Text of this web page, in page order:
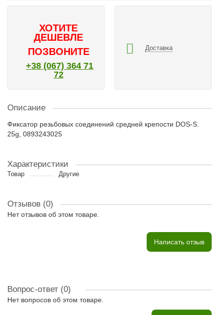
ХОТИТЕ
ДЕШЕВЛЕ
ПОЗВОНИТЕ
+38 (067) 364 71
72
Доставка
Описание
Фиксатор резьбовых соединений средней крепости DOS-S.
25g, 0893243025
Характеристики
Товар Другие
Отзывов (0)
Нет отзывов об этом товаре.
Написать отзыв
Вопрос-ответ (0)
Нет вопросов об этом товаре.